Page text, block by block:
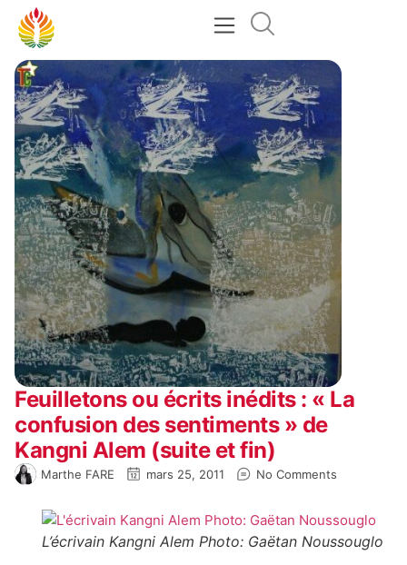
Feuilletons ou écrits inédits : « La
confusion des sentiments » de
Kangni Alem (suite et fin)
Marthe FARE mars 25, 2011 No Comments
L’écrivain Kangni Alem Photo: Gaëtan Noussouglo